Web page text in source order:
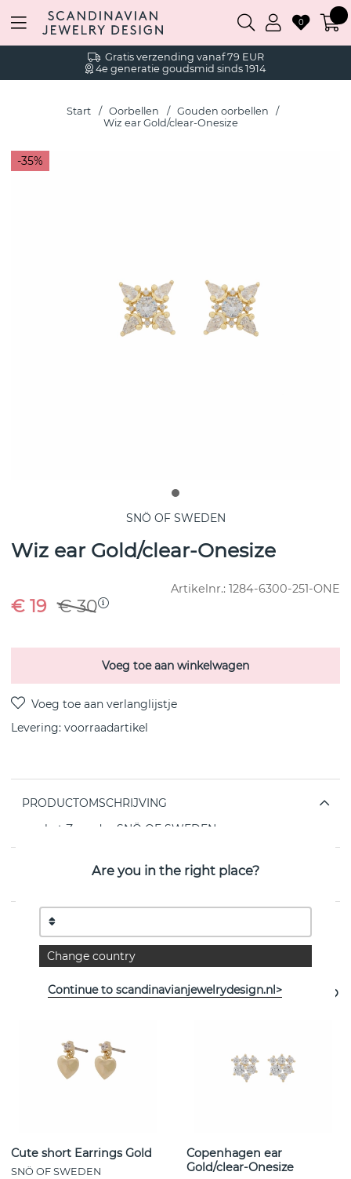
Gratis verzending vanaf 79 EUR
4e generatie goudsmid sinds 1914
0
Start Oorbellen
Gouden oorbellen
Wiz ear Gold/clear-Onesize
35
SNÖ OF SWEDEN
Wiz ear Gold/clear-Onesize
Artikelnr.: 1284-6300-251-ONE
€ 30
€ 19
Voeg toe aan winkelwagen
Levering: voorraadartikel
PRODUCTOMSCHRIJVING
van het Zweedse SNÖ OF SWEDEN
EIGENSCHAPPEN
Bekijk meer artikelen
Cute short Earrings Gold
SNÖ OF SWEDEN
Copenhagen ear
Gold/clear-Onesize
Are you in the right place?
Change country
Continue to scandinavianjewelrydesign.nl>